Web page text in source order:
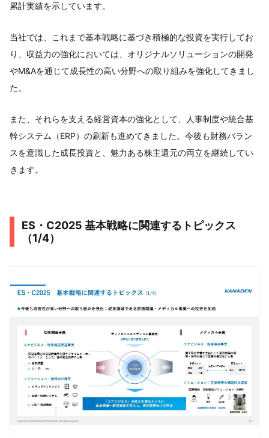
累計実績を示しています。
当社では、これまで基本戦略に基づき積極的な投資を実行してお
り、収益力の強化においては、オリジナルソリューションの開発
やM&Aを通じて成長性の高い分野への取り組みを強化してきまし
た。
また、それらを支える経営資本の強化として、人事制度や統合基
幹システム（ERP）の刷新も進めてきました。今後も財務バラン
スを意識した成長投資と、魅力ある株主還元の両立を継続してい
きます。
ES・C2025 基本戦略に関連するトピックス
（1/4）